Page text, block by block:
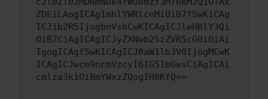
ZDEiLAogICAgImhlYWRlcnMiOiB7fSwKICAg
ICJib2R5IjogbnVsbCwKICAgICJleHBlY3Qi
OiB7CiAgICAgICJyZXNwb25zZVR5cGUiOiAi
IgogICAgfSwKICAgICJ0aW1lb3V0IjogMCwK
ICAgICJwcm9ncmVzcyI6IG51bGwsCiAgICAi
cmlza3kiOiBmYWxzZQogIH0KfQ==